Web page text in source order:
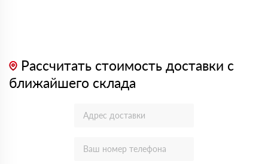
Рассчитать стоимость доставки с
ближайшего склада